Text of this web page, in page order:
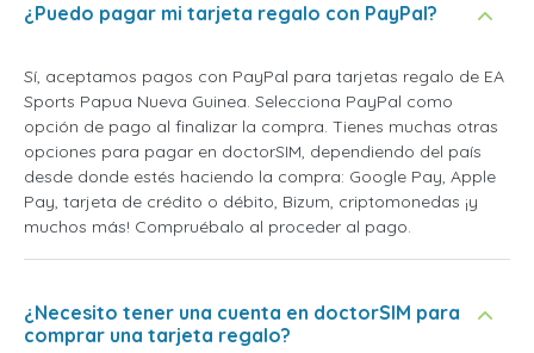
¿Puedo pagar mi tarjeta regalo con PayPal?
Sí, aceptamos pagos con PayPal para tarjetas regalo de EA
Sports Papua Nueva Guinea. Selecciona PayPal como
opción de pago al finalizar la compra. Tienes muchas otras
opciones para pagar en doctorSIM, dependiendo del país
desde donde estés haciendo la compra: Google Pay, Apple
Pay, tarjeta de crédito o débito, Bizum, criptomonedas ¡y
muchos más! Compruébalo al proceder al pago.
¿Necesito tener una cuenta en doctorSIM para
comprar una tarjeta regalo?